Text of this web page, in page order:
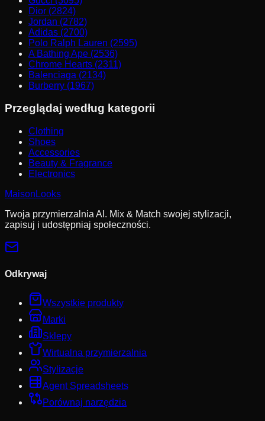
Dior (2824)
Jordan (2782)
Adidas (2700)
Polo Ralph Lauren (2595)
A Bathing Ape (2536)
Chrome Hearts (2311)
Balenciaga (2134)
Burberry (1967)
Przeglądaj według kategorii
Clothing
Shoes
Accessories
Beauty & Fragrance
Electronics
MaisonLooks
Twoja przymierzalnia AI. Mix & Match swojej stylizacji,
zapisuj i udostępniaj społeczności.
Odkrywaj
Wszystkie produkty
Marki
Sklepy
Wirtualna przymierzalnia
Stylizacje
Agent Spreadsheets
Porównaj narzędzia